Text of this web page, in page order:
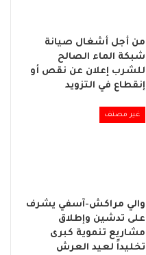
من أجل أشغال صيانة
شبكة الماء الصالح
للشرب إعلان عن نقص أو
إنقطاع في التزويد
غير مصنف
والي مراكش-آسفي يشرف
على تدشين وإطلاق
مشاريع تنموية كبرى
تخليداً لعيد العرش